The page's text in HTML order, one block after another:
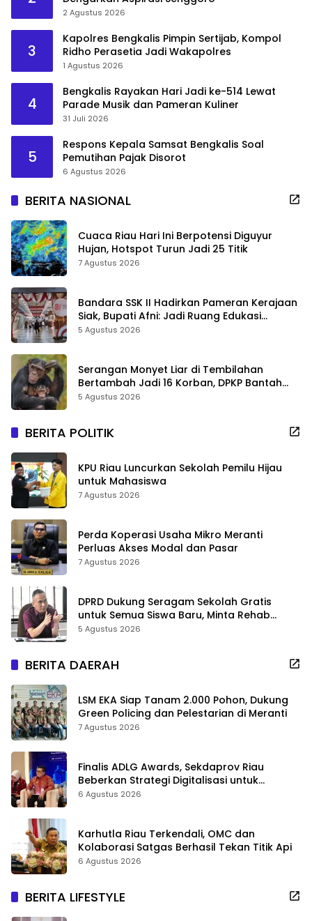
2 Agustus 2026
3
Kapolres Bengkalis Pimpin Sertijab, Kompol
Ridho Perasetia Jadi Wakapolres
1 Agustus 2026
4
Bengkalis Rayakan Hari Jadi ke-514 Lewat
Parade Musik dan Pameran Kuliner
31 Juli 2026
5
Respons Kepala Samsat Bengkalis Soal
Pemutihan Pajak Disorot
6 Agustus 2026
BERITA NASIONAL
Cuaca Riau Hari Ini Berpotensi Diguyur
Hujan, Hotspot Turun Jadi 25 Titik
7 Agustus 2026
Bandara SSK II Hadirkan Pameran Kerajaan
Siak, Bupati Afni: Jadi Ruang Edukasi
Sejarah Riau
5 Agustus 2026
Serangan Monyet Liar di Tembilahan
Bertambah Jadi 16 Korban, DPKP Bantah
Video Gerombolan Viral
5 Agustus 2026
BERITA POLITIK
KPU Riau Luncurkan Sekolah Pemilu Hijau
untuk Mahasiswa
7 Agustus 2026
Perda Koperasi Usaha Mikro Meranti
Perluas Akses Modal dan Pasar
7 Agustus 2026
DPRD Dukung Seragam Sekolah Gratis
untuk Semua Siswa Baru, Minta Rehab
Sekolah Jangan Dikurangi
5 Agustus 2026
BERITA DAERAH
LSM EKA Siap Tanam 2.000 Pohon, Dukung
Green Policing dan Pelestarian di Meranti
7 Agustus 2026
Finalis ADLG Awards, Sekdaprov Riau
Beberkan Strategi Digitalisasi untuk
Tingkatkan Layanan Publik
6 Agustus 2026
Karhutla Riau Terkendali, OMC dan
Kolaborasi Satgas Berhasil Tekan Titik Api
6 Agustus 2026
BERITA LIFESTYLE